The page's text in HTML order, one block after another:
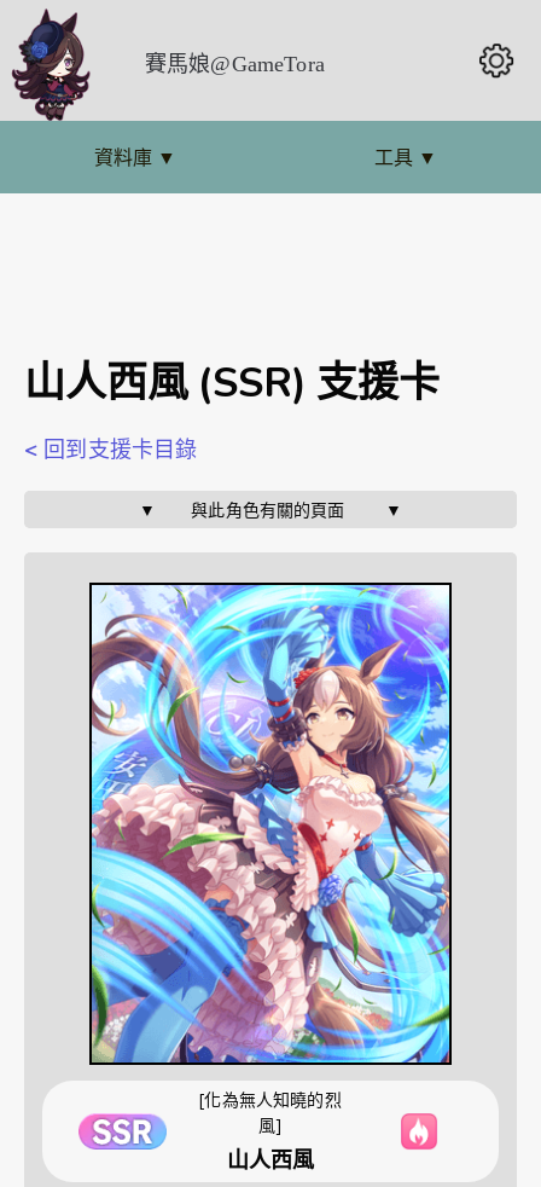
賽馬娘@GameTora
資料庫 ▼ 工具 ▼
山人西風 (SSR) 支援卡
< 回到支援卡目錄
▼       與此角色有關的頁面        ▼
[化為無人知曉的烈
風]
山人西風